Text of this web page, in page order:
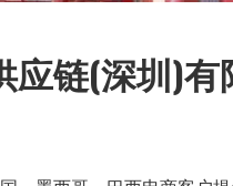
应链(深圳)有